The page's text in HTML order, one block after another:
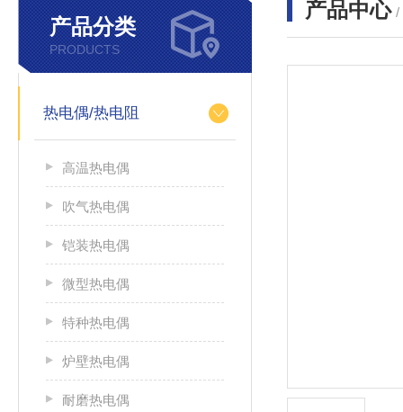
产品分类
PRODUCTS
热电偶/热电阻
高温热电偶
吹气热电偶
铠装热电偶
微型热电偶
特种热电偶
炉壁热电偶
耐磨热电偶
产品中心 /